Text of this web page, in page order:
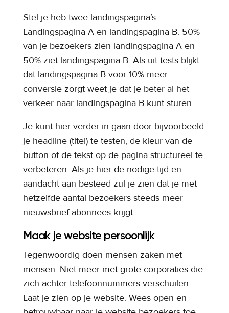
Stel je heb twee landingspagina’s.
Landingspagina A en landingspagina B. 50%
van je bezoekers zien landingspagina A en
50% ziet landingspagina B. Als uit tests blijkt
dat landingspagina B voor 10% meer
conversie zorgt weet je dat je beter al het
verkeer naar landingspagina B kunt sturen.
Je kunt hier verder in gaan door bijvoorbeeld
je headline (titel) te testen, de kleur van de
button of de tekst op de pagina structureel te
verbeteren. Als je hier de nodige tijd en
aandacht aan besteed zul je zien dat je met
hetzelfde aantal bezoekers steeds meer
nieuwsbrief abonnees krijgt.
Maak je website persoonlijk
Tegenwoordig doen mensen zaken met
mensen. Niet meer met grote corporaties die
zich achter telefoonnummers verschuilen.
Laat je zien op je website. Wees open en